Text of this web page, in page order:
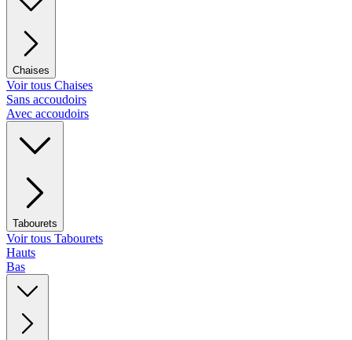
Chaises
Voir tous Chaises
Sans accoudoirs
Avec accoudoirs
Tabourets
Voir tous Tabourets
Hauts
Bas